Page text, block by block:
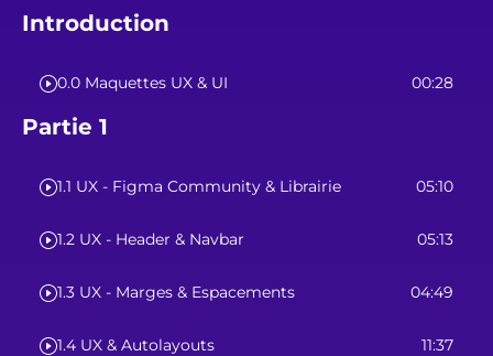
Introduction
0.0 Maquettes UX & UI 00:28
Partie 1
1.1 UX - Figma Community & Librairie 05:10
1.2 UX - Header & Navbar 05:13
1.3 UX - Marges & Espacements 04:49
1.4 UX & Autolayouts 11:37